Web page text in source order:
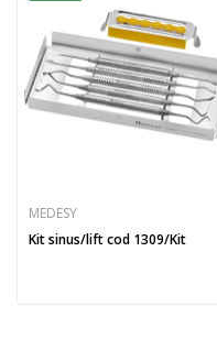
MEDESY
Kit sinus/lift cod 1309/Kit